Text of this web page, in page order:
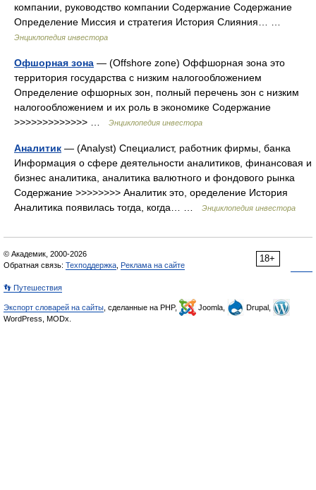
компании, руководство компании Содержание Содержание
Определение Миссия и стратегия История Слияния… …
Энциклопедия инвестора
Офшорная зона — (Offshore zone) Оффшорная зона это
территория государства с низким налогообложением
Определение офшорных зон, полный перечень зон с низким
налогообложением и их роль в экономике Содержание
>>>>>>>>>>>>> …
Энциклопедия инвестора
Аналитик — (Analyst) Специалист, работник фирмы, банка
Информация о сфере деятельности аналитиков, финансовая и
бизнес аналитика, аналитика валютного и фондового рынка
Содержание >>>>>>>> Аналитик это, оределение История
Аналитика появилась тогда, когда… …
Энциклопедия инвестора
18+
© Академик, 2000-2026
Обратная связь: Техподдержка Реклама на сайте
👣 Путешествия
Экспорт словарей на сайты , сделанные на PHP, Joomla,
Drupal,
WordPress, MODx.